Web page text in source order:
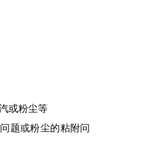
或粉尘等
题或粉尘的粘附问